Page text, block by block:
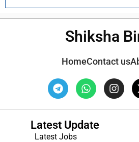
Shiksha
HomeContact us
Latest Update
Latest Jobs